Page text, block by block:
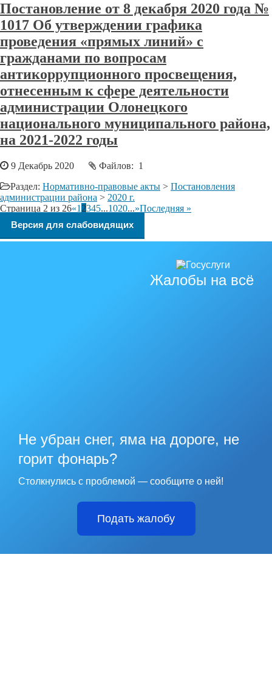
Постановление от 8 декабря 2020 года №
1017 Об утверждении графика
проведения «прямых линий» с
гражданами по вопросам
антикоррупционного просвещения,
отнесенным к сфере деятельности
администрации Олонецкого
национального муниципального района,
на 2021-2022 годы
9 Декабрь 2020
Файлов: 1
Раздел: Нормативно-правовые акты > Постановления
администрации района > 2020 г.
Страница 2 из 26«1 2345...1020...»Последняя »
Версия для слабовидящих
Жалобы на всё
Не убран снег, яма на дороге, не
горит фонарь?
Столкнулись с проблемой — сообщите о ней!
Подать жалобу